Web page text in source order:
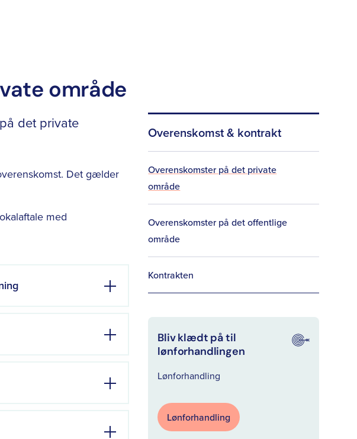
område
det private
Det gælder
med
Overenskomst & kontrakt
Overenskomster på det private
område
Overenskomster på det offentlige
område
Kontrakten
Bliv klædt på til
lønforhandlingen
Lønforhandling
Lønforhandling